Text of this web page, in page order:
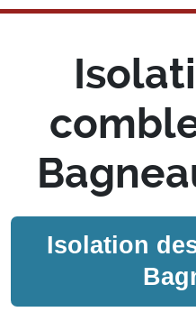
Isolation